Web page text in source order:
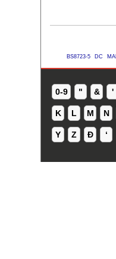
BS8723-5 DC
0-9 " & '
K L M N
Y Z Ð ʻ